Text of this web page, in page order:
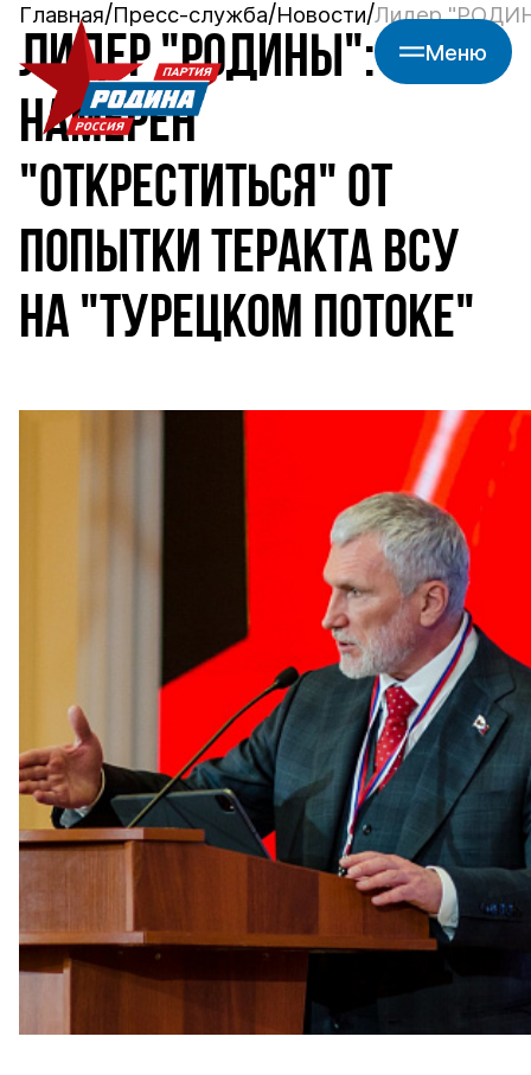
Меню
Главная Пресс-служба Новости Лидер
ЛИДЕР "РОДИНЫ": ЕС
НАМЕРЕН
"ОТКРЕСТИТЬСЯ" ОТ
ПОПЫТКИ ТЕРАКТА ВСУ
НА "ТУРЕЦКОМ ПОТОКЕ"